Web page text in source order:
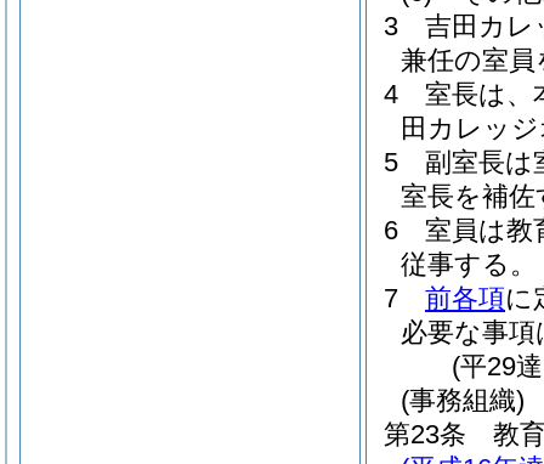
3
吉田カレ
兼任の室員
4
室長は、
田カレッ
5
副室長は
室長を補
6
室員は教
従事する。
7
前各項に
必要な事
(平29
(事務組織)
第23条
教